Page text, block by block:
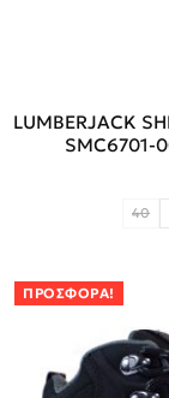
LUMBERJACK
SMC6701-
40
ΠΡΟΣΦΟΡΆ!